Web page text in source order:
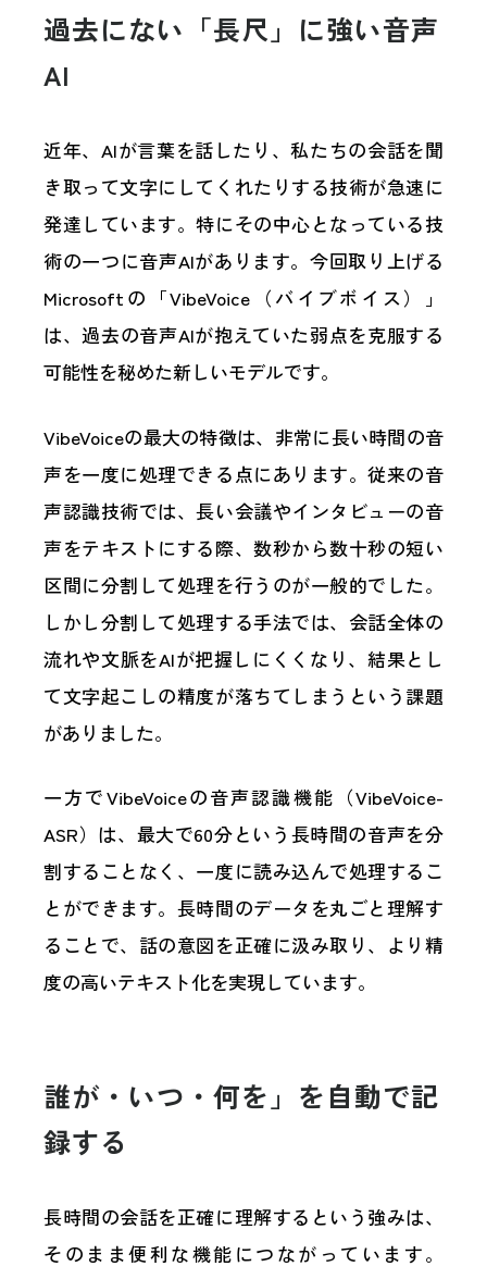
過去にない「長尺」に強い音声
AI
近年、AIが言葉を話したり、私たちの会話を聞
き取って文字にしてくれたりする技術が急速に
発達しています。特にその中心となっている技
術の一つに音声AIがあります。今回取り上げる
Microsoftの「VibeVoice（バイブボイス）」
は、過去の音声AIが抱えていた弱点を克服する
可能性を秘めた新しいモデルです。
VibeVoiceの最大の特徴は、非常に長い時間の音
声を一度に処理できる点にあります。従来の音
声認識技術では、長い会議やインタビューの音
声をテキストにする際、数秒から数十秒の短い
区間に分割して処理を行うのが一般的でした。
しかし分割して処理する手法では、会話全体の
流れや文脈をAIが把握しにくくなり、結果とし
て文字起こしの精度が落ちてしまうという課題
がありました。
一方でVibeVoiceの音声認識機能（VibeVoice-
ASR）は、最大で60分という長時間の音声を分
割することなく、一度に読み込んで処理するこ
とができます。長時間のデータを丸ごと理解す
ることで、話の意図を正確に汲み取り、より精
度の高いテキスト化を実現しています。
誰が・いつ・何を」を自動で記
録する
長時間の会話を正確に理解するという強みは、
そのまま便利な機能につながっています。